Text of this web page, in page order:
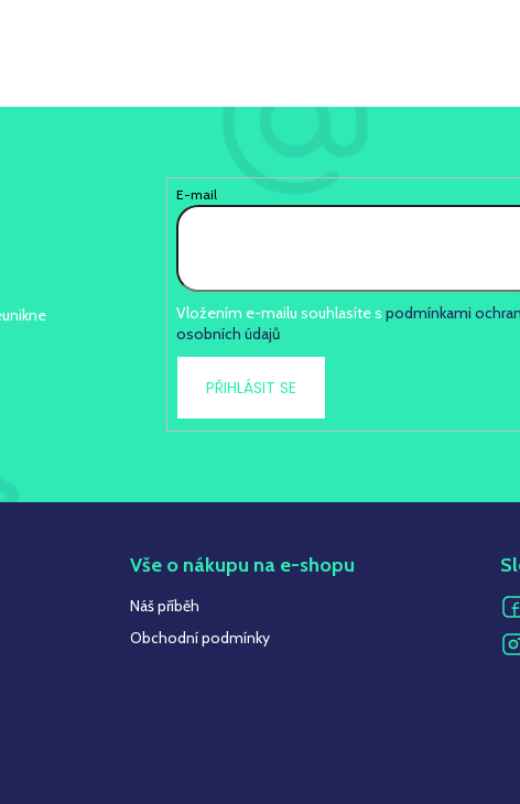
E-mail
Vložením e-mailu souhlasíte spodmínkami
osobních údajů
PŘIHLÁSIT SE
Vše o nákupu na e-shopu
Náš příběh
Obchodní podmínky